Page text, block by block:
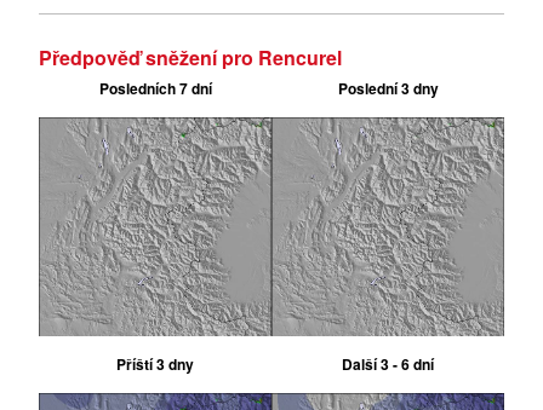
Předpověď sněžení pro Rencurel
Posledních 7 dní Poslední 3 dny
Příští 3 dny Další 3 - 6 dní